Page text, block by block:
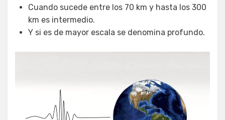
Cuando sucede entre los 70 km y hasta los 300
km es intermedio.
Y si es de mayor escala se denomina profundo.